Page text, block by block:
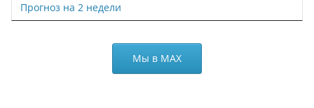
Прогноз на 2 недели
Мы в МАХ